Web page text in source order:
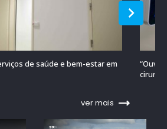
de saúde e bem-estar em
ver mais